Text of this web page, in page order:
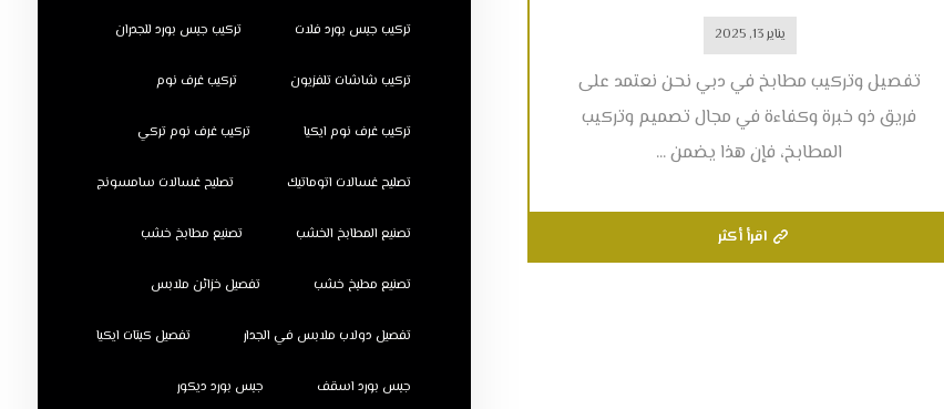
يناير 13, 2025
تفصيل وتركيب مطابخ في دبي نحن نعتمد على
فريق ذو خبرة وكفاءة في مجال تصميم وتركيب
المطابخ، فإن هذا يضمن ...
اقرأ أكثر
تركيب جبس بورد فلات تركيب جبس بورد للجدران
تركيب شاشات تلفزيون تركيب غرف نوم
تركيب غرف نوم ايكيا تركيب غرف نوم تركي
تصليح غسالات اتوماتيك تصليح غسالات سامسونج
تصنيع المطابخ الخشب تصنيع مطابخ خشب
تصنيع مطبخ خشب تفصيل خزائن ملابس
تفصيل دولاب ملابس في الجدار تفصيل كبتات ايكيا
جبس بورد اسقف جبس بورد ديكور